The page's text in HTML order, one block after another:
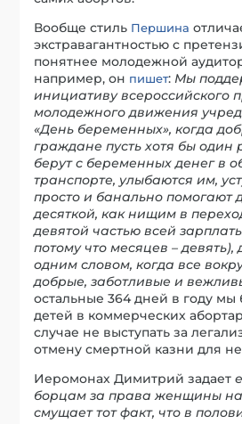
Вообще стиль Першина
экстравагантностью с
понятнее молодежной
например, он пишет: Мы
инициативу всероссийского
молодежного движения
«День беременных», когда
граждане пусть хотя бы один
берут с беременных денег в
транспорте, улыбаются им,
просто и банально помогают
десяткой, как нищим в
девятой частью всей
потому что месяцев – девять),
одним словом, когда все
добрые, заботливые и
остальные 364 дней в году мы
детей в коммерческих
случае не выступать за
отмену смертной казни для
Иеромонах Димитрий задает
борцам за права женщины на
смущает тот факт, что в